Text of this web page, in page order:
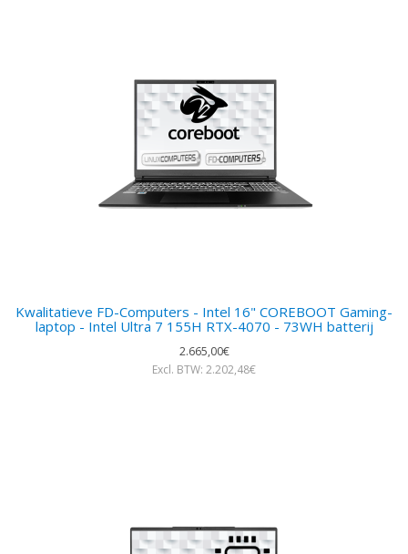
Kwalitatieve FD-Computers - Intel 16" COREBOOT Gaming-
laptop - Intel Ultra 7 155H RTX-4070 - 73WH batterij
2.665,00€
Excl. BTW: 2.202,48€